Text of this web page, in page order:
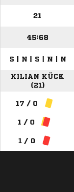
21
45:68
S | N | S | N | N
KILIAN KÜCK
(21)
17 / 0
1 / 0
1 / 0